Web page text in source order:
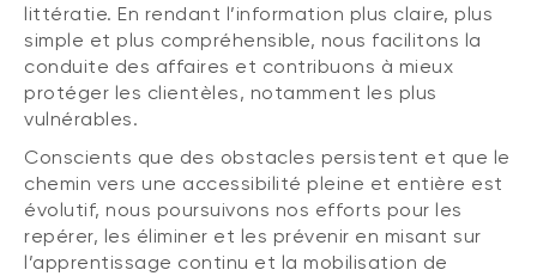
littératie. En rendant l’information plus claire, plus
simple et plus compréhensible, nous facilitons la
conduite des affaires et contribuons à mieux
protéger les clientèles, notamment les plus
vulnérables.
Conscients que des obstacles persistent et que le
chemin vers une accessibilité pleine et entière est
évolutif, nous poursuivons nos efforts pour les
repérer, les éliminer et les prévenir en misant sur
l’apprentissage continu et la mobilisation de